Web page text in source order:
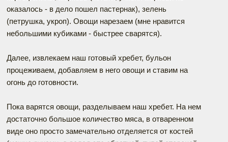
оказалось - в дело пошел пастернак), зелень
(петрушка, укроп). Овощи нарезаем (мне нравится
небольшими кубиками - быстрее сварятся).
Далее, извлекаем наш готовый хребет, бульон
процеживаем, добавляем в него овощи и ставим на
огонь до готовности.
Пока варятся овощи, разделываем наш хребет. На нем
достаточно большое количество мяса, в отваренном
виде оно просто замечательно отделяется от костей